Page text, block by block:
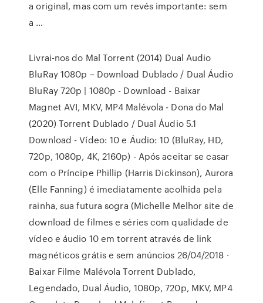
a original, mas com um revés importante: sem
a …
Livrai-nos do Mal Torrent (2014) Dual Audio
BluRay 1080p – Download Dublado / Dual Áudio
BluRay 720p | 1080p - Download - Baixar
Magnet AVI, MKV, MP4 Malévola - Dona do Mal
(2020) Torrent Dublado / Dual Áudio 5.1
Download - Vídeo: 10 e Áudio: 10 (BluRay, HD,
720p, 1080p, 4K, 2160p) - Após aceitar se casar
com o Príncipe Phillip (Harris Dickinson), Aurora
(Elle Fanning) é imediatamente acolhida pela
rainha, sua futura sogra (Michelle Melhor site de
download de filmes e séries com qualidade de
vídeo e áudio 10 em torrent através de link
magnéticos grátis e sem anúncios 26/04/2018 ·
Baixar Filme Malévola Torrent Dublado,
Legendado, Dual Áudio, 1080p, 720p, MKV, MP4